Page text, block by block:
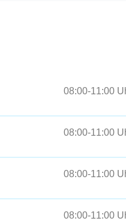
08:00-11:00
08:00-11:00
08:00-11:00
08:00-11:00